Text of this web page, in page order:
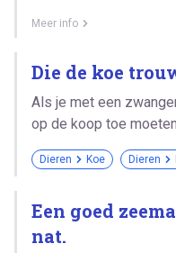
Meer info
Die de koe
Als je met een
op de koop toe
Dieren Koe Dieren
Een goed
nat.